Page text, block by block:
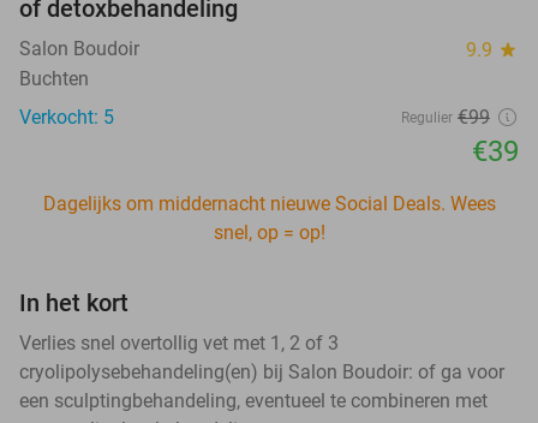
of detoxbehandeling
Salon Boudoir 9.9 star
Buchten
Verkocht: 5
Regulier €99
€39
Dagelijks om middernacht nieuwe Social Deals. Wees
snel, op = op!
In het kort
Verlies snel overtollig vet met 1, 2 of 3
cryolipolysebehandeling(en) bij Salon Boudoir: of ga voor
een sculptingbehandeling, eventueel te combineren met